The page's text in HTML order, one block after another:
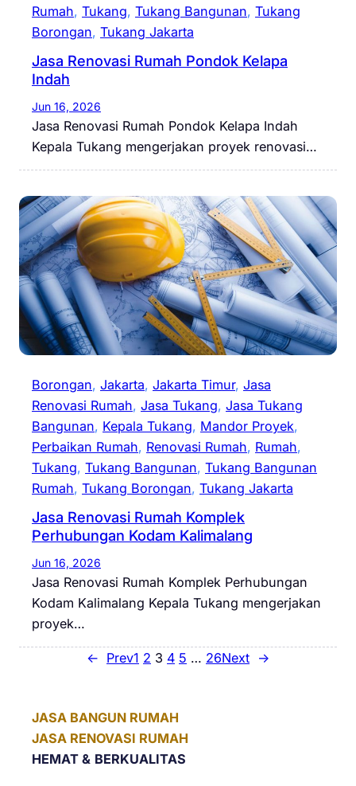
Rumah, Tukang, Tukang Bangunan, Tukang
Borongan, Tukang Jakarta
Jasa Renovasi Rumah Pondok Kelapa
Indah
Jun 16, 2026
Jasa Renovasi Rumah Pondok Kelapa Indah
Kepala Tukang mengerjakan proyek renovasi…
Borongan, Jakarta, Jakarta Timur, Jasa
Renovasi Rumah, Jasa Tukang, Jasa Tukang
Bangunan, Kepala Tukang, Mandor Proyek
Perbaikan Rumah, Renovasi Rumah, Rumah
Tukang, Tukang Bangunan, Tukang Bangunan
Rumah, Tukang Borongan, Tukang Jakarta
Jasa Renovasi Rumah Komplek
Perhubungan Kodam Kalimalang
Jun 16, 2026
Jasa Renovasi Rumah Komplek Perhubungan
Kodam Kalimalang Kepala Tukang mengerjakan
proyek…
← Prev1 2 3 4 5 … 26Next →
JASA BANGUN RUMAH
JASA RENOVASI RUMAH
HEMAT & BERKUALITAS